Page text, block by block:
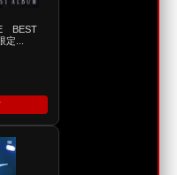
BEST
...